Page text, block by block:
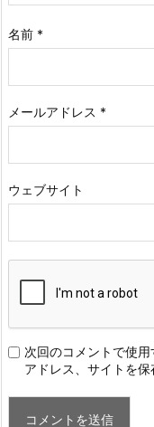
名前 *
メールアドレス *
ウェブサイト
次回のコメントで使
アドレス、サイトを保